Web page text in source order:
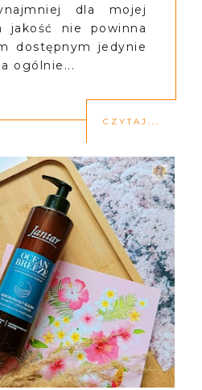
dla mojej
jakość nie powinna
dostępnym jedynie
ogólnie...
CZYTAJ...